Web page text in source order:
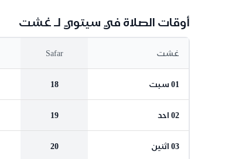
أوقات الصلاة في سيتوي لـ غشت
غشت Safar
01 سبت 18
02 احد 19
03 اثنين 20